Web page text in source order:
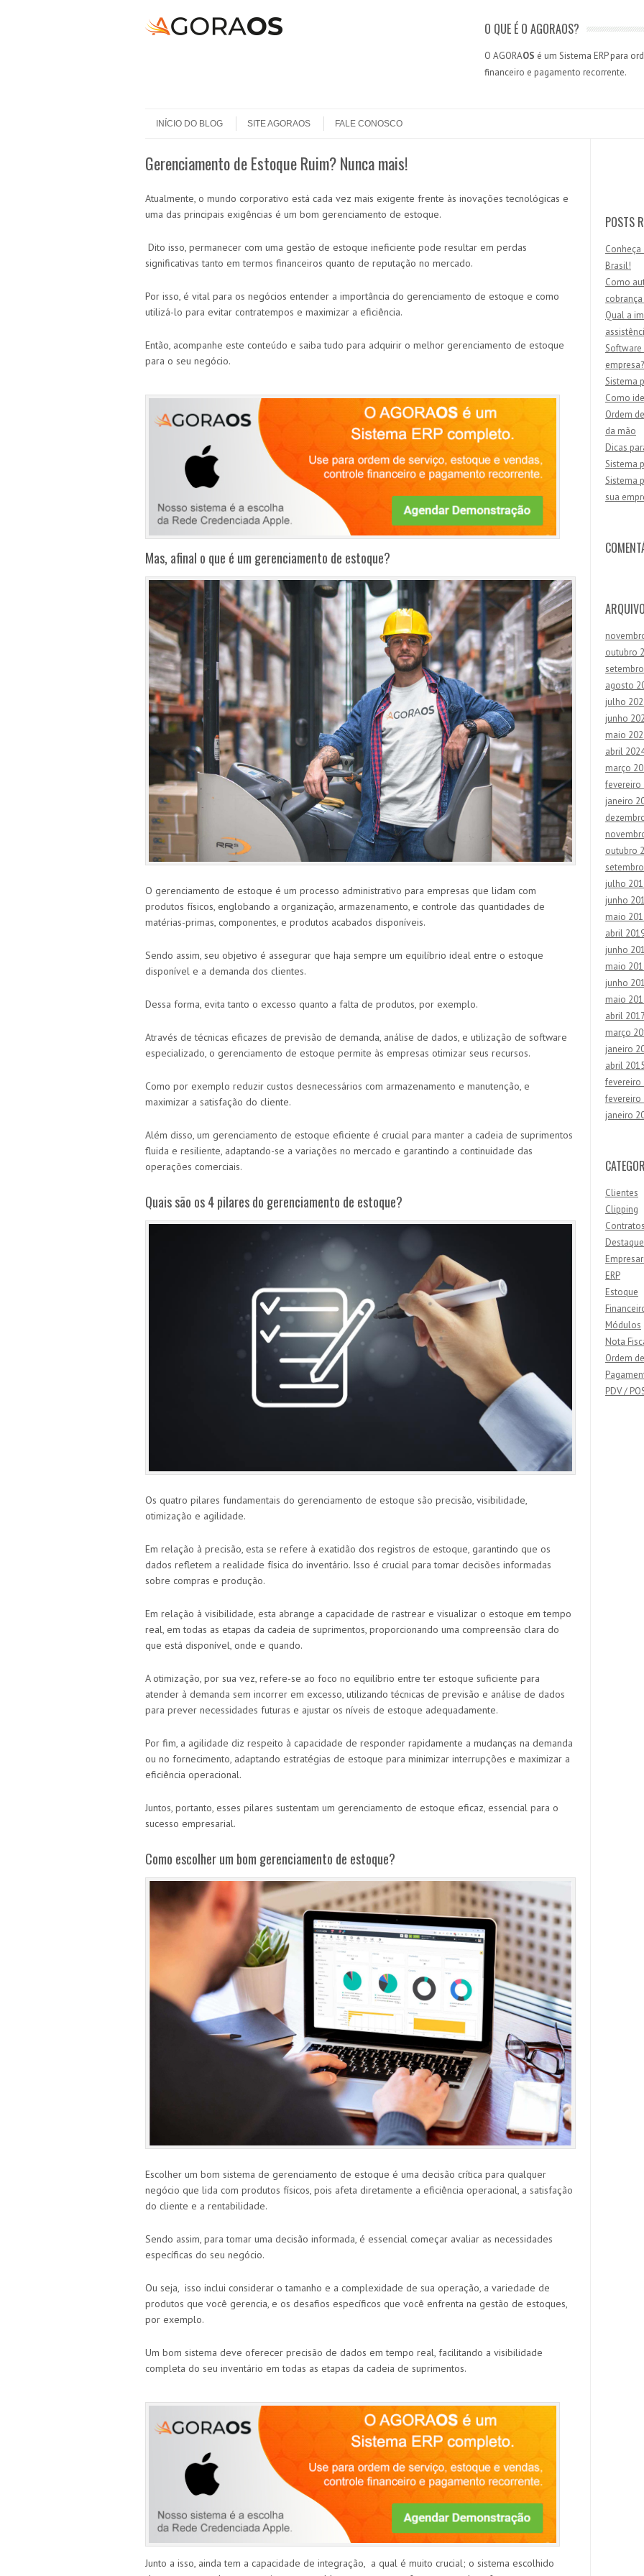
O QUE É O AGORAOS?
O AGORAOS é um Sistema ERP para
financeiro e pagamento recorrente.
Menu
INÍCIO DO BLOG
SITE AGORAOS FALE CONOSCO
Gerenciamento de Estoque Ruim? Nunca mais!
Atualmente, o mundo corporativo está cada vez mais exigente frente às inovações tecnológicas e
uma das principais exigências é um bom gerenciamento de estoque.
Dito isso, permanecer com uma gestão de estoque ineficiente pode resultar em perdas
significativas tanto em termos financeiros quanto de reputação no mercado.
Por isso, é vital para os negócios entender a importância do gerenciamento de estoque e como
utilizá-lo para evitar contratempos e maximizar a eficiência.
Então, acompanhe este conteúdo e saiba tudo para adquirir o melhor gerenciamento de estoque
para o seu negócio.
Mas, afinal o que é um gerenciamento de estoque?
O gerenciamento de estoque é um processo administrativo para empresas que lidam com
produtos físicos, englobando a organização, armazenamento, e controle das quantidades de
matérias-primas, componentes, e produtos acabados disponíveis.
Sendo assim, seu objetivo é assegurar que haja sempre um equilíbrio ideal entre o estoque
disponível e a demanda dos clientes.
Dessa forma, evita tanto o excesso quanto a falta de produtos, por exemplo.
Através de técnicas eficazes de previsão de demanda, análise de dados, e utilização de software
especializado, o gerenciamento de estoque permite às empresas otimizar seus recursos.
Como por exemplo reduzir custos desnecessários com armazenamento e manutenção, e
maximizar a satisfação do cliente.
Além disso, um gerenciamento de estoque eficiente é crucial para manter a cadeia de suprimentos
fluida e resiliente, adaptando-se a variações no mercado e garantindo a continuidade das
operações comerciais.
Quais são os 4 pilares do gerenciamento de estoque?
Os quatro pilares fundamentais do gerenciamento de estoque são precisão, visibilidade,
otimização e agilidade.
Em relação à precisão, esta se refere à exatidão dos registros de estoque, garantindo que os
dados refletem a realidade física do inventário. Isso é crucial para tomar decisões informadas
sobre compras e produção.
Em relação à visibilidade, esta abrange a capacidade de rastrear e visualizar o estoque em tempo
real, em todas as etapas da cadeia de suprimentos, proporcionando uma compreensão clara do
que está disponível, onde e quando.
A otimização, por sua vez, refere-se ao foco no equilíbrio entre ter estoque suficiente para
atender à demanda sem incorrer em excesso, utilizando técnicas de previsão e análise de dados
para prever necessidades futuras e ajustar os níveis de estoque adequadamente.
Por fim, a agilidade diz respeito à capacidade de responder rapidamente a mudanças na demanda
ou no fornecimento, adaptando estratégias de estoque para minimizar interrupções e maximizar a
eficiência operacional.
Juntos, portanto, esses pilares sustentam um gerenciamento de estoque eficaz, essencial para o
sucesso empresarial.
Como escolher um bom gerenciamento de estoque?
Escolher um bom sistema de gerenciamento de estoque é uma decisão crítica para qualquer
negócio que lida com produtos físicos, pois afeta diretamente a eficiência operacional, a satisfação
do cliente e a rentabilidade.
Sendo assim, para tomar uma decisão informada, é essencial começar avaliar as necessidades
específicas do seu negócio.
Ou seja, isso inclui considerar o tamanho e a complexidade de sua operação, a variedade de
produtos que você gerencia, e os desafios específicos que você enfrenta na gestão de estoques,
por exemplo.
Um bom sistema deve oferecer precisão de dados em tempo real, facilitando a visibilidade
completa do seu inventário em todas as etapas da cadeia de suprimentos.
Junto a isso, ainda tem a capacidade de integração, a qual é muito crucial; o sistema escolhido
POSTS
Brasil!
Como
cobrança
Qual a
Software
empresa?
Sistema
Como
Ordem
da mão
Dicas
Sistema
Sistema
sua
outubro
agosto
julho
junho
maio
abril
março
fevereiro
janeiro
outubro
julho
junho
maio
abril
junho
maio
junho
maio
abril 2017
março
janeiro
abril 2015
fevereiro
fevereiro
janeiro
Clientes
Clipping
Contratos
ERP
Estoque
Módulos
Nota
Ordem
PDV /